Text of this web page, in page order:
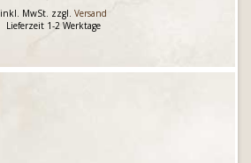
inkl. MwSt. zzgl. Versand
Lieferzeit 1-2 Werktage